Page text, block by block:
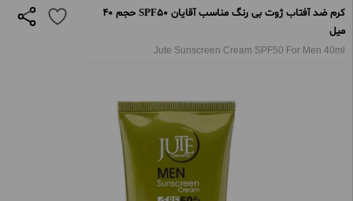
کرم ضد آفتاب ژوت بی رنگ مناسب آقایان SPF50 حجم 40
میل
Jute Sunscreen Cream SPF50 For Men 40ml